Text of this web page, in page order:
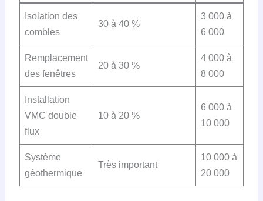
Isolation des
combles
30 à 40 %
3 000 à
6 000
Remplacement
des fenêtres
20 à 30 %
4 000 à
8 000
Installation
VMC double
flux
10 à 20 %
6 000 à
10 000
Système
géothermique
Très important
10 000 à
20 000